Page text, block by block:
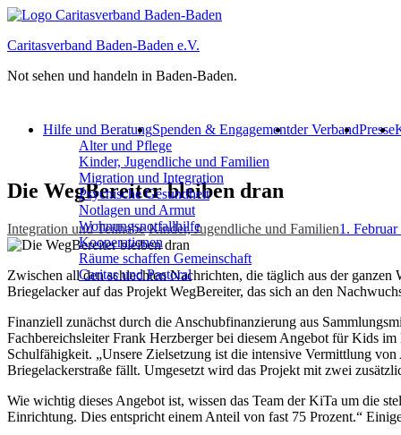
Caritasverband Baden-Baden e.V.
Not sehen und handeln in Baden-Baden.
Hilfe und Beratung
Alter und Pflege
Kinder, Jugendliche und Familien
Migration und Integration​
Psychische Gesundheit
Notlagen und Armut
Wohnungs­notfallhilfe
Kooperationen
Räume schaffen Gemeinschaft
Caritas und Pastoral
Spenden & Engagementder VerbandPresse
Die WegBereiter bleiben dran
Integration und Teilhabe Kinder, Jugendliche und Familien1.
Zwischen all den schlechten Nachrichten, die täglich aus der
Briegelacker auf das Projekt WegBereiter, das sich an den
Finanziell zunächst durch die Anschubfinanzierung aus
Fachbereichsleiter Frank Herzberger bei diesem Angebot für Kids
Schulfähigkeit. „Unsere Zielsetzung ist die intensive Vermittlung
Briegelackerstraße fällt. Umgesetzt wird das Projekt mit zwei
Wie wichtig dieses Angebot ist, wissen das Team der KiTa um die
Einrichtung. Dies entspricht einem Anteil von fast 75 Prozent.“